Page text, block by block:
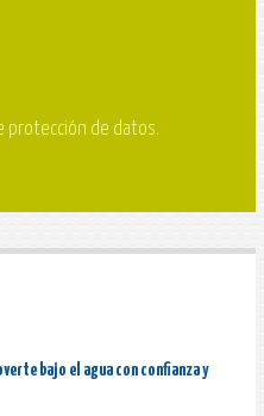
protección de datos.
bajo el agua con confianza y